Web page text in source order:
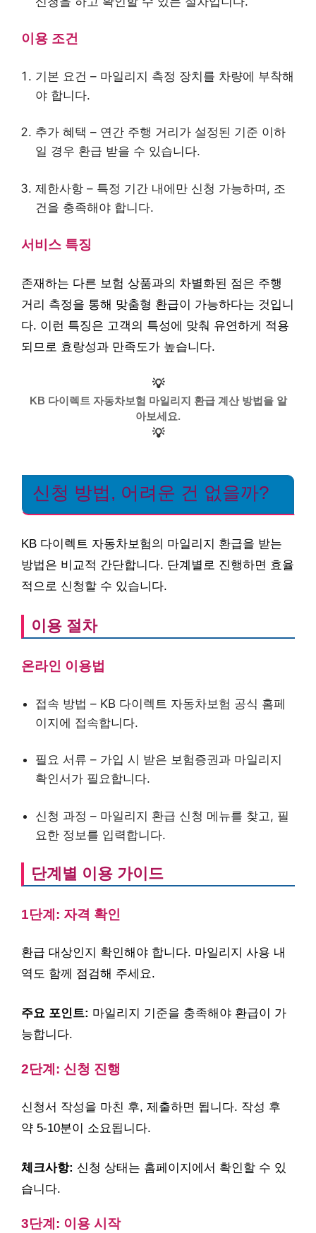
이용 조건
기본 요건 – 마일리지 측정 장치를 차량에 부착해
야 합니다.
추가 혜택 – 연간 주행 거리가 설정된 기준 이하
일 경우 환급 받을 수 있습니다.
제한사항 – 특정 기간 내에만 신청 가능하며, 조
건을 충족해야 합니다.
서비스 특징
존재하는 다른 보험 상품과의 차별화된 점은 주행
거리 측정을 통해 맞춤형 환급이 가능하다는 것입니
다. 이런 특징은 고객의 특성에 맞춰 유연하게 적용
되므로 효랑성과 만족도가 높습니다.
💡
KB 다이렉트 자동차보험 마일리지 환급 계산 방법을 알
아보세요.
💡
신청 방법, 어려운 건 없을까?
KB 다이렉트 자동차보험의 마일리지 환급을 받는
방법은 비교적 간단합니다. 단계별로 진행하면 효율
적으로 신청할 수 있습니다.
이용 절차
온라인 이용법
접속 방법 – KB 다이렉트 자동차보험 공식 홈페
이지에 접속합니다.
필요 서류 – 가입 시 받은 보험증권과 마일리지
확인서가 필요합니다.
신청 과정 – 마일리지 환급 신청 메뉴를 찾고, 필
요한 정보를 입력합니다.
단계별 이용 가이드
1단계: 자격 확인
환급 대상인지 확인해야 합니다. 마일리지 사용 내
역도 함께 점검해 주세요.
주요 포인트: 마일리지 기준을 충족해야 환급이 가
능합니다.
2단계: 신청 진행
신청서 작성을 마친 후, 제출하면 됩니다. 작성 후
약 5-10분이 소요됩니다.
체크사항: 신청 상태는 홈페이지에서 확인할 수 있
습니다.
3단계: 이용 시작